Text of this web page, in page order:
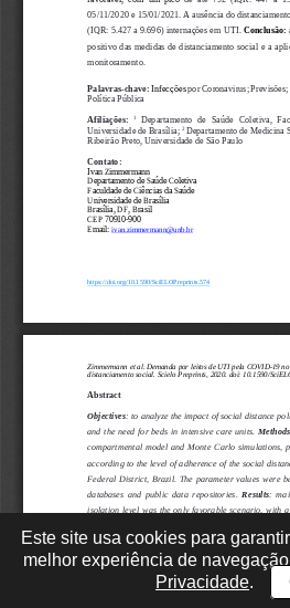
Este site usa cookies para
melhor experiência de
Privacidade.